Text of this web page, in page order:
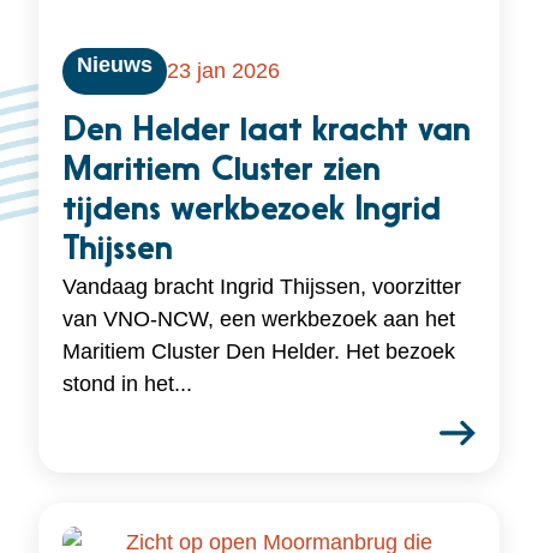
Nieuws 23 jan 2026
Den Helder laat kracht van
Maritiem Cluster zien
tijdens werkbezoek Ingrid
Thijssen
Vandaag bracht Ingrid Thijssen, voorzitter
van VNO-NCW, een werkbezoek aan het
Maritiem Cluster Den Helder. Het bezoek
stond in het...